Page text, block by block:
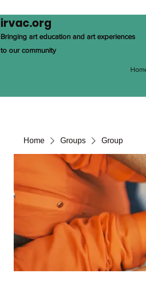
irvac.org
Bringing art education and art experiences
to our community
Home Groups Group